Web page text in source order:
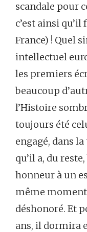
scandale pour
c’est ainsi
France) ! Quel
intellectuel
les premiers
beaucoup
l’Histoire
toujours été
engagé, dans
qu’il a, du
honneur à un
même
déshonoré. Et
ans, il dormira